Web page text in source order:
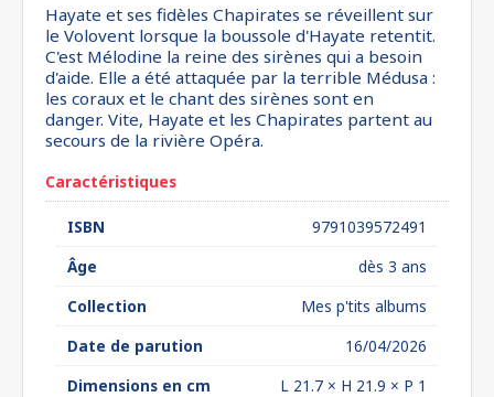
Hayate et ses fidèles Chapirates se réveillent sur
le Volovent lorsque la boussole d'Hayate retentit.
C'est Mélodine la reine des sirènes qui a besoin
d'aide. Elle a été attaquée par la terrible Médusa :
les coraux et le chant des sirènes sont en
danger. Vite, Hayate et les Chapirates partent au
secours de la rivière Opéra.
Caractéristiques
ISBN
9791039572491
Âge
dès 3 ans
Collection
Mes p'tits albums
Date de parution
16/04/2026
Dimensions en cm
L 21.7 × H 21.9 × P 1